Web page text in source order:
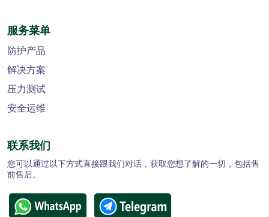
服务菜单
防护产品
解决方案
压力测试
安全运维
联系我们
您可以通过以下方式直接跟我们对话，获取您想了解的一切，包括售
前售后。